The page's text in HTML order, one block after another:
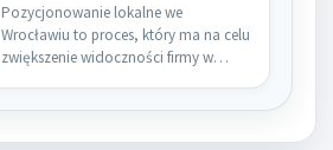
Pozycjonowanie lokalne we
Wrocławiu to proces, który ma na celu
zwiększenie widoczności firmy w